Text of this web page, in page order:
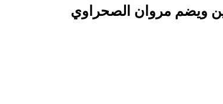
ويضم مروان الصحراوي